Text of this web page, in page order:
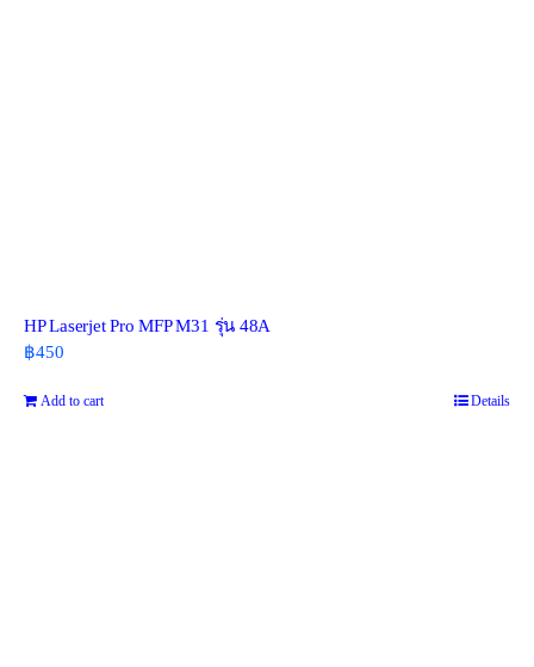
HP Laserjet Pro MFP M31 รุ่น 48A
฿450
Add to cart Details